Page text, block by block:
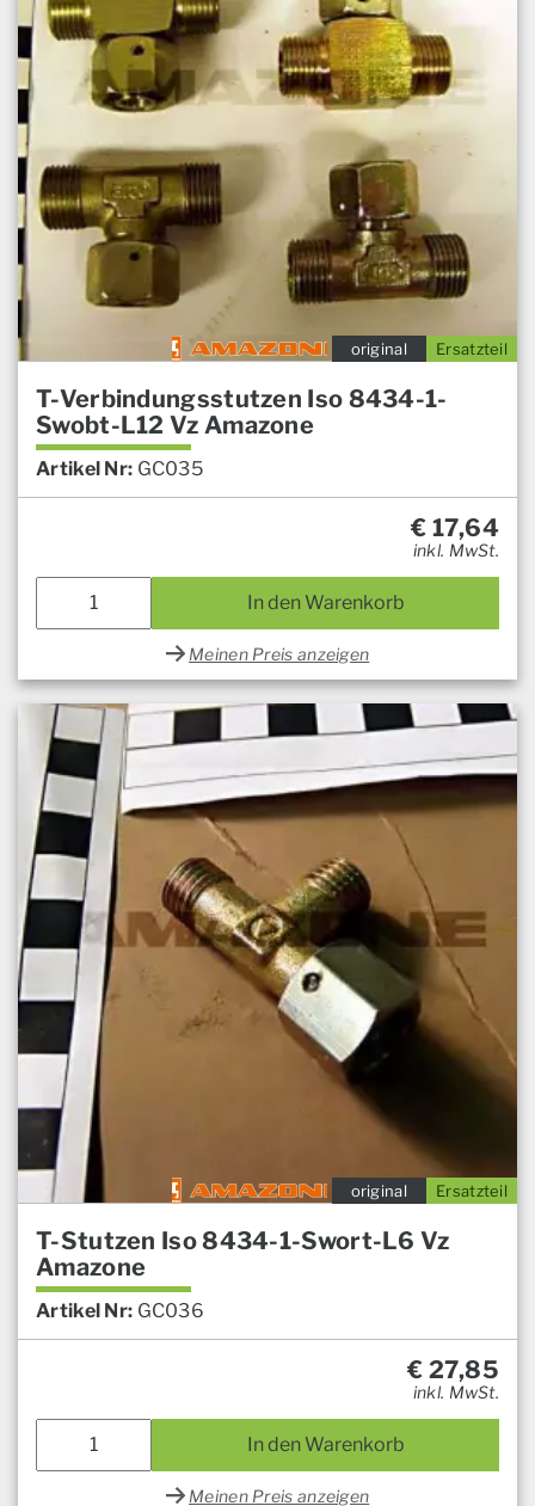
Ersatzteil
original
T-Verbindungsstutzen Iso 8434-1-
Swobt-L12 Vz Amazone
Artikel Nr: GC035
€ 17,64
inkl. MwSt.
In den Warenkorb
Meinen Preis anzeigen
Ersatzteil
original
T-Stutzen Iso 8434-1-Swort-L6 Vz
Amazone
Artikel Nr: GC036
€ 27,85
inkl. MwSt.
In den Warenkorb
Meinen Preis anzeigen